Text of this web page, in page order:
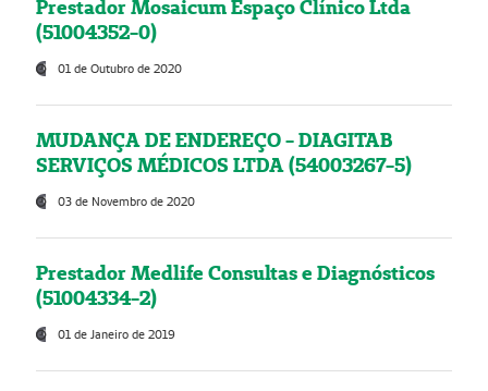
Prestador Mosaicum Espaço Clínico Ltda
(51004352-0)
01 de Outubro de 2020
MUDANÇA DE ENDEREÇO - DIAGITAB
SERVIÇOS MÉDICOS LTDA (54003267-5)
03 de Novembro de 2020
Prestador Medlife Consultas e Diagnósticos
(51004334-2)
01 de Janeiro de 2019